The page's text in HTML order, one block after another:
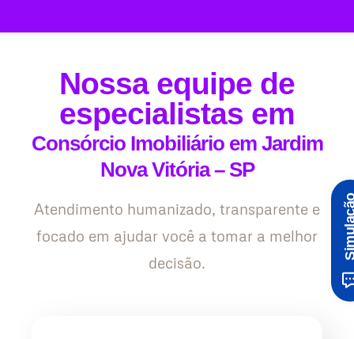
Nossa equipe de
especialistas em
Consórcio Imobiliário em Jardim
Nova Vitória – SP
Atendimento humanizado, transparente e
focado em ajudar você a tomar a melhor
decisão.